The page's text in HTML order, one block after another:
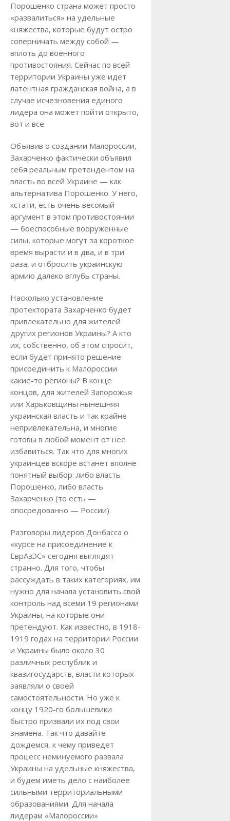
Порошенко страна может просто
«развалиться» на удельные
княжества, которые будут остро
соперничать между собой —
вплоть до военного
противостояния. Сейчас по всей
территории Украины уже идет
латентная гражданская война, а в
случае исчезновения единого
лидера она может пойти открыто,
вот и все.
Объявив о создании Малороссии,
Захарченко фактически объявил
себя реальным претендентом на
власть во всей Украине — как
альтернатива Порошенко. У него,
кстати, есть очень весомый
аргумент в этом противостоянии
— боеспособные вооруженные
силы, которые могут за короткое
время вырасти и в два, и в три
раза, и отбросить украинскую
армию далеко вглубь страны.
Насколько установление
протектората Захарченко будет
привлекательно для жителей
других регионов Украины? А кто
их, собственно, об этом спросит,
если будет принято решение
присоединить к Малороссии
какие-то регионы? В конце
концов, для жителей Запорожья
или Харьковщины нынешняя
украинская власть и так крайне
непривлекательна, и многие
готовы в любой момент от нее
избавиться. Так что для многих
украинцев вскоре встанет вполне
понятный выбор: либо власть
Порошенко, либо власть
Захарченко (то есть —
опосредованно — России).
Разговоры лидеров Донбасса о
«курсе на присоединение к
ЕврАзЭС» сегодня выглядят
странно. Для того, чтобы
рассуждать в таких категориях, им
нужно для начала установить свой
контроль над всеми 19 регионами
Украины, на которые они
претендуют. Как известно, в 1918-
1919 годах на территории России
и Украины было около 30
различных республик и
квазигосударств, власти которых
заявляли о своей
самостоятельности. Но уже к
концу 1920-го большевики
быстро призвали их под свои
знамена. Так что давайте
дождемся, к чему приведет
процесс неминуемого развала
Украины на удельные княжества,
и будем иметь дело с наиболее
сильными территориальными
образованиями. Для начала
лидерам «Малороссии»